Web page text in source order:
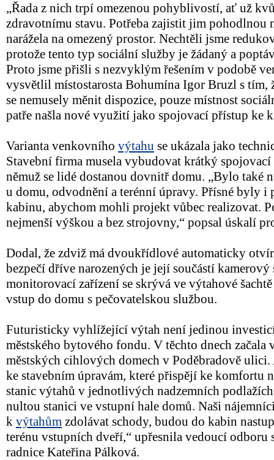
„Řada z nich trpí omezenou pohyblivostí, ať už
zdravotnímu stavu. Potřeba zajistit jim pohodlnou
narážela na omezený prostor. Nechtěli jsme
protože tento typ sociální služby je žádaný a
Proto jsme přišli s nezvyklým řešením v podobě
vysvětlil místostarosta Bohumína Igor Bruzl s tím,
se nemusely měnit dispozice, pouze místnost
patře našla nové využití jako spojovací přístup ke
Varianta venkovního výtahu se ukázala jako
Stavební firma musela vybudovat krátký
němuž se lidé dostanou dovnitř domu. „Bylo také
u domu, odvodnění a terénní úpravy. Přísné byly i
kabinu, abychom mohli projekt vůbec realizovat.
nejmenší výškou a bez strojovny,“ popsal úskalí
Dodal, že zdviž má dvoukřídlové automaticky
bezpečí dříve narozených je její součástí kamerový
monitorovací zařízení se skrývá ve výtahové
vstup do domu s pečovatelskou službou.
Futuristicky vyhlížející výtah není jedinou
městského bytového fondu. V těchto dnech začala
městských cihlových domech v Poděbradově
ke stavebním úpravám, které přispějí ke komfortu
stanic výtahů v jednotlivých nadzemních
nultou stanici ve vstupní hale domů. Naši
k výtahům zdolávat schody, budou do kabin
terénu vstupních dveří,“ upřesnila vedoucí odboru
radnice Kateřina Pálková.